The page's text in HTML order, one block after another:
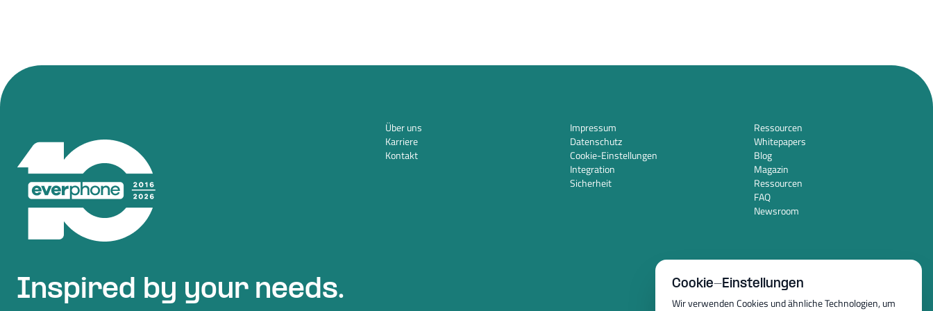
Inspired by your needs.
Über uns
Karriere
Kontakt
Impressum
Datenschutz
Cookie-Einstellungen
Integration
Sicherheit
Ressourcen
Whitepapers
Blog
Magazin
Ressourcen
FAQ
Newsroom
Cookie-Einstellungen
Wir verwenden Cookies und ähnliche Technologien, um